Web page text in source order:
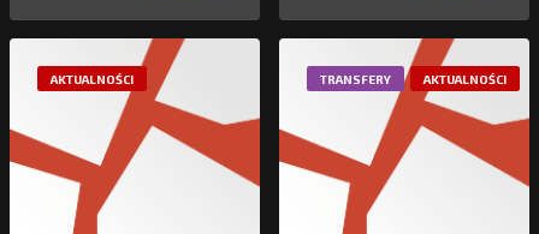
AKTUALNOŚCI TRANSFERY AKTUALNOŚCI